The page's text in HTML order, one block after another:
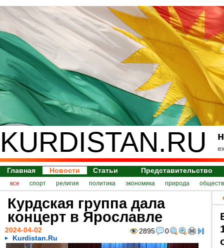
KURDISTAN.RU
Главная Новости Статьи Представительство
все спорт религия политика экономика природа
Курдская группа дала
концерт в Ярославле
2895 0
2024-04-02
Kurdistan.Ru